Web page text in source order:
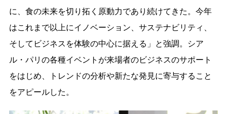
に、食の未来を切り拓く原動力であり続けてきた。今年
はこれまで以上にイノベーション、サステナビリティ、
そしてビジネスを体験の中心に据える」と強調。シア
ル・パリの各種イベントが来場者のビジネスのサポート
をはじめ、トレンドの分析や新たな発見に寄与すること
をアピールした。